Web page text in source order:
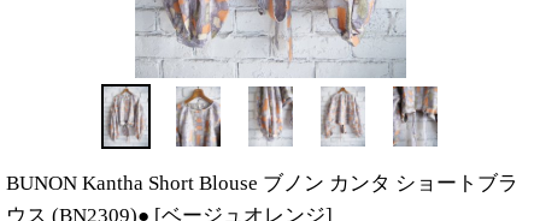
BUNON Kantha Short Blouse ブノン カンタ ショートブラ
ウス (BN2309)● [ベージュオレンジ]